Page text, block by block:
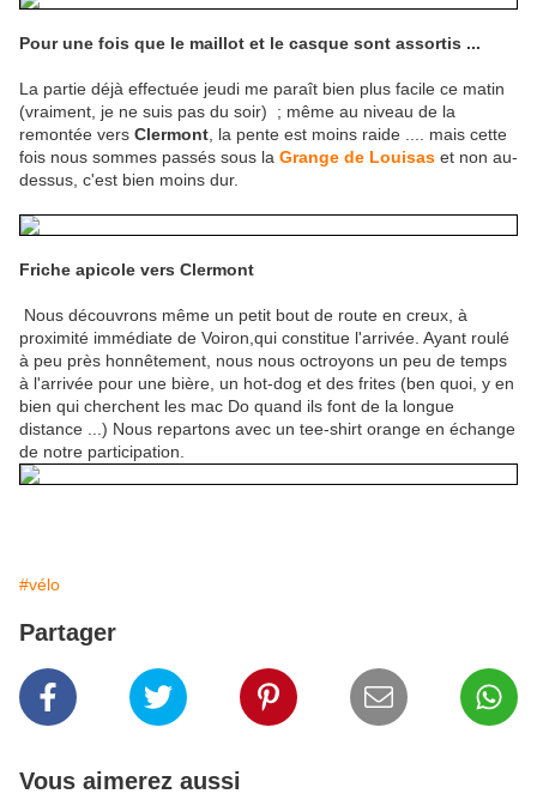
Pour une fois que le maillot et le casque sont assortis ...
La partie déjà effectuée jeudi me paraît bien plus facile ce matin
(vraiment, je ne suis pas du soir) ; même au niveau de la
remontée vers Clermont , la pente est moins raide .... mais cette
fois nous sommes passés sous la Grange de Louisas et non au-
dessus, c'est bien moins dur.
Friche apicole vers Clermont
Nous découvrons même un petit bout de route en creux, à
proximité immédiate de Voiron,qui constitue l'arrivée. Ayant roulé
à peu près honnêtement, nous nous octroyons un peu de temps
à l'arrivée pour une bière, un hot-dog et des frites (ben quoi, y en
bien qui cherchent les mac Do quand ils font de la longue
distance ...) Nous repartons avec un tee-shirt orange en échange
de notre participation.
#vélo
Partager
Vous aimerez aussi